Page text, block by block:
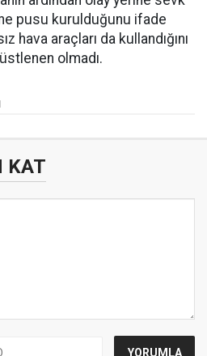
pusu kurulduğunu ifade
hava araçları da kullandığını
üstlenen olmadı.
KAT